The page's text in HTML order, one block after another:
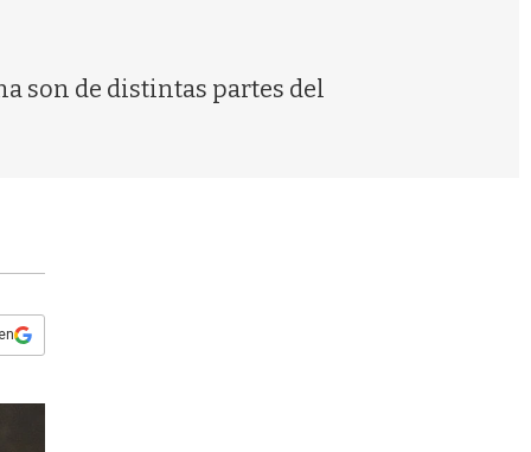
son de distintas partes del